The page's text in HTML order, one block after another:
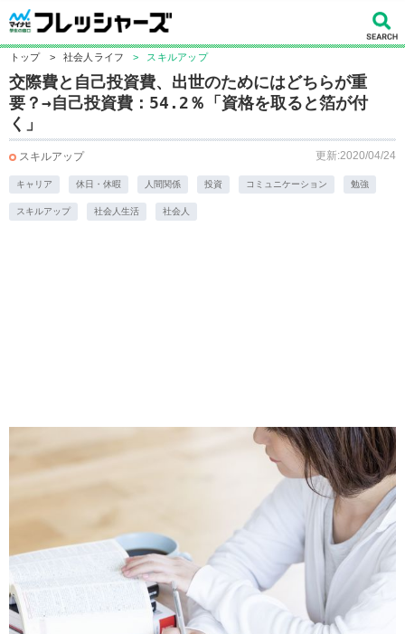
トップ > 社会人ライフ > スキルアップ
交際費と自己投資費、出世のためにはどちらが重
要？→自己投資費：54.2％「資格を取ると箔が付
く」
スキルアップ 更新:2020/04/24
キャリア 休日・休暇 人間関係 投資 コミュニケーション 勉強
スキルアップ 社会人生活 社会人